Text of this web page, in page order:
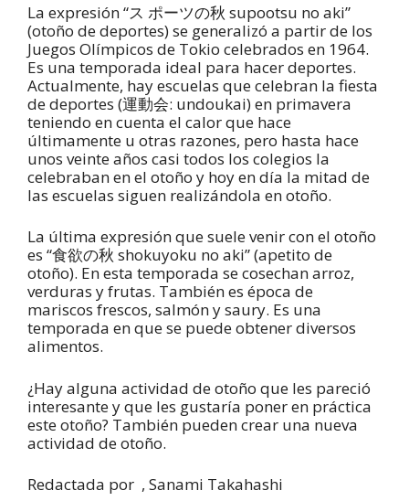
La expresión “ス ポーツの秋 supootsu no aki”
(otoño de deportes) se generalizó a partir de los
Juegos Olímpicos de Tokio celebrados en 1964.
Es una temporada ideal para hacer deportes.
Actualmente, hay escuelas que celebran la fiesta
de deportes (運動会: undoukai) en primavera
teniendo en cuenta el calor que hace
últimamente u otras razones, pero hasta hace
unos veinte años casi todos los colegios la
celebraban en el otoño y hoy en día la mitad de
las escuelas siguen realizándola en otoño.
La última expresión que suele venir con el otoño
es “食欲の秋 shokuyoku no aki” (apetito de
otoño). En esta temporada se cosechan arroz,
verduras y frutas. También es época de
mariscos frescos, salmón y saury. Es una
temporada en que se puede obtener diversos
alimentos.
¿Hay alguna actividad de otoño que les pareció
interesante y que les gustaría poner en práctica
este otoño? También pueden crear una nueva
actividad de otoño.
Redactada por , Sanami Takahashi